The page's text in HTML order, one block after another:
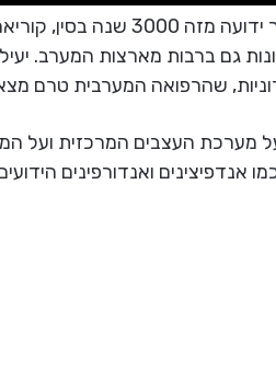
-שיטת הטיפול באמצעות דיקור ידועה
גם ברבות מארצות המערב.
שהרפואה המערבית טרם
מערכת העצבים המרכזית ועל
אנדפיצינים ואנדורפינים